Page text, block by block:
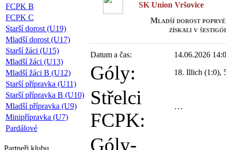
FCPK B
FCPK C
Starší dorost (U19)
Mladší dorost (U17)
Starší žáci (U15)
Mladší žáci (U13)
Mladší žáci B (U12)
Starší přípravka (U11)
Starší přípravka B (U10)
Mladší přípravka (U9)
Minipřípravka (U7)
Pardálové
Partneři klubu
SK Union Vršovice
Mladší dorost poprvé
získali v
Datum a čas: 14.06.2026
Góly: 18. Illich (1:0),
Střelci
FCPK:
Góly-